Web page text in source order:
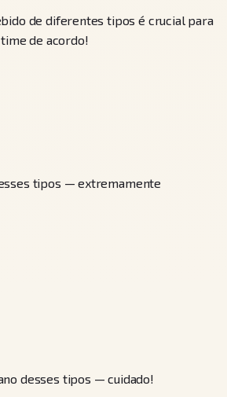
de diferentes tipos é crucial para
de acordo!
tipos — extremamente
desses tipos — cuidado!